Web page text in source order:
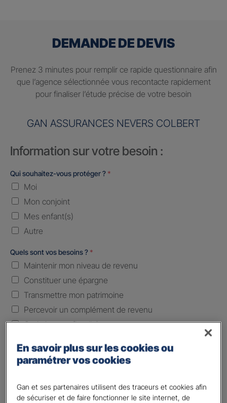
DEMANDE DE DEVIS
Prenez 3 minutes pour remplir ce rapide questionnaire afin
que l’agence sélectionnée vous recontacte rapidement
pour finaliser l’étude précise de votre besoin
GAN ASSURANCES NEVERS COLBERT
Information sur votre besoin :
Qui souhaitez-vous protéger ? *
Moi
Mon conjoint
Mes enfant(s)
Autre
Quels sont vos besoins ? *
Maintenir mon niveau de revenu
Constituer une épargne
Transmettre mon patrimoine
Percevoir un complément de revenu
Optimiser ma fiscalité
Plusieurs choix possibles
Etes-vous déjà client Gan assurances ?*
En savoir plus sur les cookies ou
paramétrer vos cookies
Gan et ses partenaires utilisent des traceurs et cookies afin
de sécuriser et de faire fonctionner le site internet, de